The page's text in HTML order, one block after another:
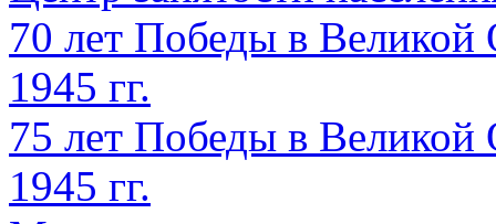
70 лет Победы в Великой
1945 гг.
75 лет Победы в Великой
1945 гг.